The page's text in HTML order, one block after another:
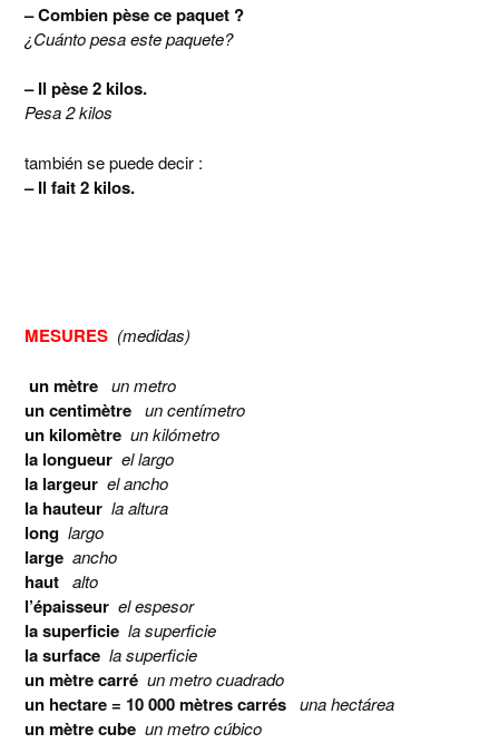
– Combien pèse ce paquet ?
¿Cuánto pesa este paquete?
– Il pèse 2 kilos.
Pesa 2 kilos
también se puede decir :
– Il fait 2 kilos.
MESURES (medidas)
un mètre un metro
un centimètre un centímetro
un kilomètre un kilómetro
la longueur el largo
la largeur el ancho
la hauteur la altura
long largo
large ancho
haut alto
l’épaisseur el espesor
la superficie la superficie
la surface la superficie
un mètre carré un metro cuadrado
un hectare = 10 000 mètres carrés una hectárea
un mètre cube un metro cúbico